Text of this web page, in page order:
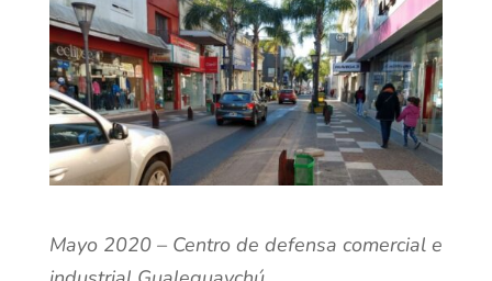
Mayo 2020 – Centro de defensa comercial e